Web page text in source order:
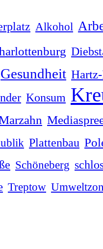
Alkohol
Gesundheit
Konsum
Plattenbau
Schöneberg
Treptow